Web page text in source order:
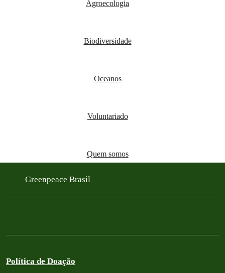
Agroecologia
Biodiversidade
Oceanos
Voluntariado
Quem somos
Greenpeace Brasil
Política de Doação